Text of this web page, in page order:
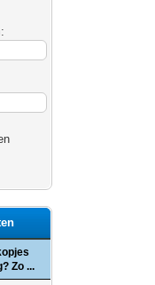
Zo ...